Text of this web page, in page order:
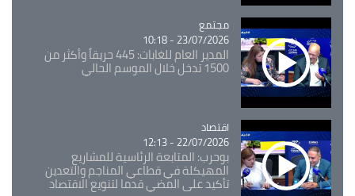
Catégorie
مجتمع
23/07/2026 - 10:18
المدير العام للغابات: 445 حريقاً وأكثر من
1500 تدخل خلال الموسم الحالي
Catégorie
اقتصاد
22/07/2026 - 12:13
بوحرب: المتابعة الرئاسية للمشاريع
المهيكلة في قطاعي المناجم والتعدين
تأكيد على المضي قدما لتنويع الاقتصاد